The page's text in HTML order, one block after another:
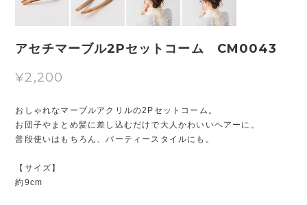
アセチマーブル2Pセットコーム CM0043
¥2,200
おしゃれなマーブルアクリルの2Pセットコーム。
お団子やまとめ髪に差し込むだけで大人かわいいヘアーに。
普段使いはもちろん、パーティースタイルにも。
【サイズ】
約9cm